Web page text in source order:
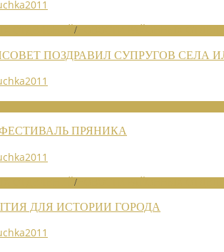
/
ПОЗДРАВИЛ СУПРУГОВ СЕЛА
ПРЯНИКА
/
ДЛЯ ИСТОРИИ ГОРОДА